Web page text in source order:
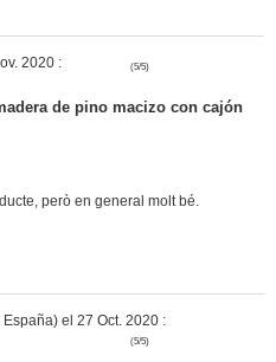
2020 : (5/5)
de pino macizo con cajón
però en general molt bé.
el 27 Oct. 2020 :
(5/5)